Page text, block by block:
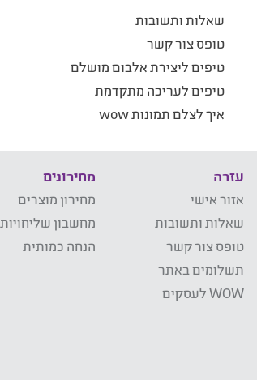
שאלות ותשובות
טופס צור קשר
טיפים ליצירת אלבום מושלם
טיפים לעריכה מתקדמת
איך לצלם תמונות wow
עזרה
אזור אישי
שאלות ותשובות
טופס צור קשר
תשלומים באתר
WOW לעסקים
מחירונים
מחירון מוצרים
מחשבון שליחויות
הנחה כמותית